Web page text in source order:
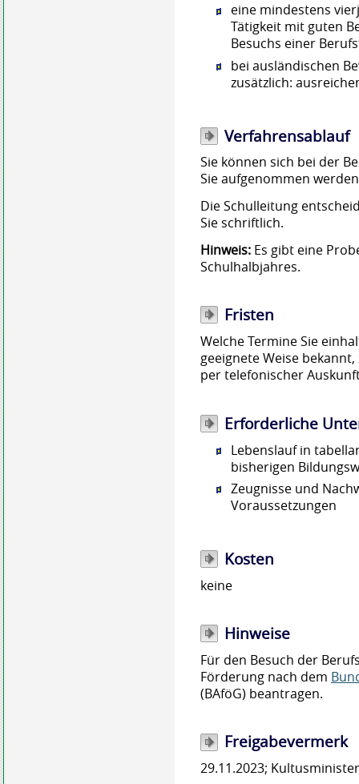
eine mindestens
Tätigkeit mit guten
Besuchs einer
bei ausländischen
zusätzlich:
Verfahrensablauf
Sie können sich bei der
Sie aufgenommen
Die Schulleitung
Sie schriftlich.
Hinweis: Es gibt eine
Schulhalbjahres.
Fristen
Welche Termine Sie
geeignete Weise
per telefonischer
Erforderliche
Lebenslauf in
bisherigen
Zeugnisse und
Voraussetzungen
Kosten
keine
Hinweise
Für den Besuch der
Förderung nach dem
(BAföG) beantragen.
Freigabevermerk
29.11.2023;